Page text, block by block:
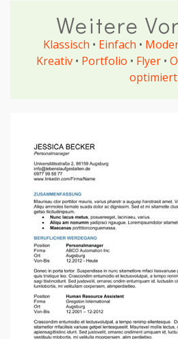
Weitere
Klassisch • Einfach •
Kreativ • Portfolio • Flyer •
optimiert